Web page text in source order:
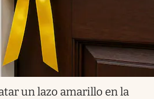
un lazo amarillo en la